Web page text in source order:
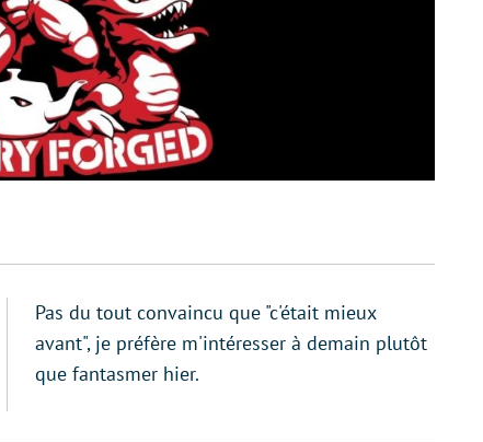
Pas du tout convaincu que "c'était mieux
avant", je préfère m'intéresser à demain plutôt
que fantasmer hier.